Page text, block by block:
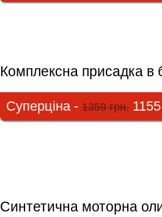
Комплексна присадка в
Суперціна - 1359 грн.
Синтетична моторна